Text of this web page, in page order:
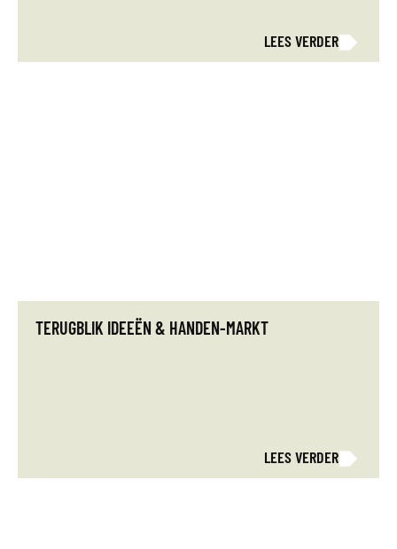
LEES VERDER
TERUGBLIK IDEEËN & HANDEN-MARKT
LEES VERDER